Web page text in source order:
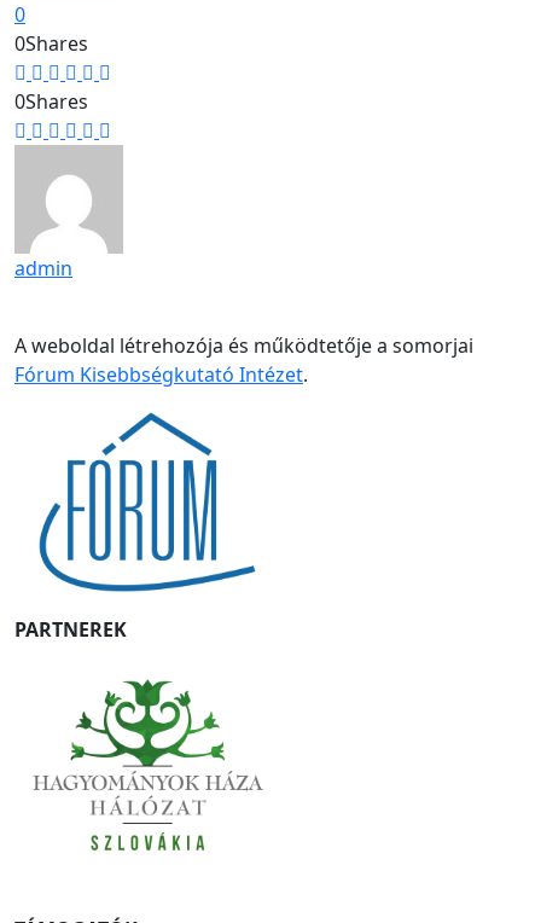
0
0Shares
0Shares
admin
A weboldal létrehozója és működtetője a somorjai
Fórum Kisebbségkutató Intézet.
PARTNEREK